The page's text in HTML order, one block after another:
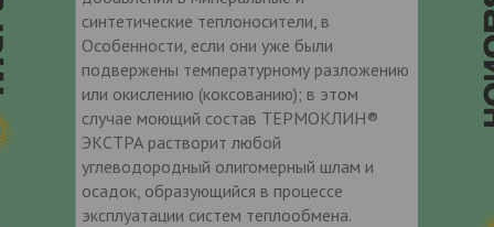
синтетические теплоносители, в
Особенности, если они уже были
подвержены температурному разложению
или окислению (коксованию); в этом
случае моющий состав ТЕРМОКЛИН®
ЭКСТРА растворит любой
углеводородный олигомерный шлам и
осадок, образующийся в процессе
эксплуатации систем теплообмена.